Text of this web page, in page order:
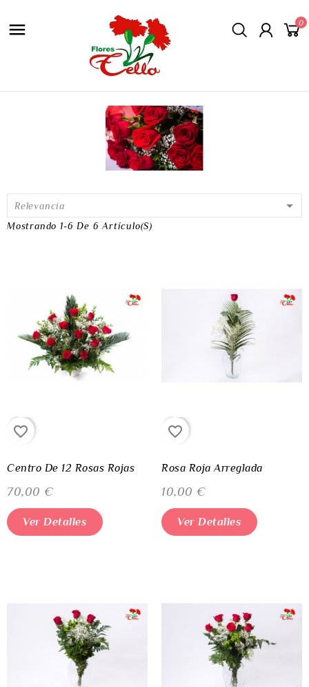
 0
Relevancia 
Mostrando 1-6 De 6 Artículo(s)
favorite_border
Centro De 12 Rosas Rojas
70,00 €
Ver Detalles
favorite_border
Rosa Roja Arreglada
10,00 €
Ver Detalles